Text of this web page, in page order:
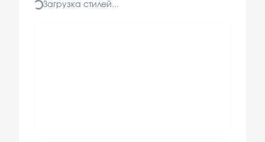
Загрузка стилей...